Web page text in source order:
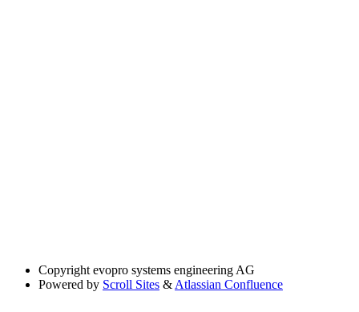
Copyright evopro systems engineering AG
Powered by Scroll Sites & Atlassian Confluence